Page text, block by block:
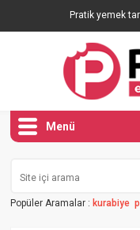
Pratik yemek
Menü
Popüler Aramalar : kurabiye